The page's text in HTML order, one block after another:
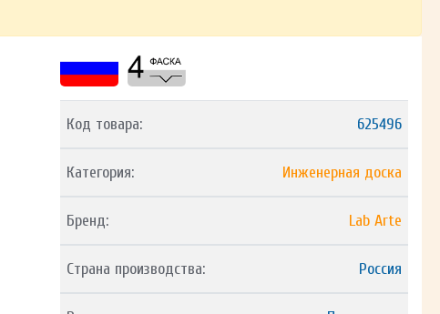
Код товара: 625496
Категория: Инженерная доска
Бренд: Lab Arte
Страна производства: Россия